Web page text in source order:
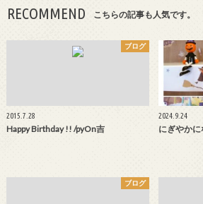
RECOMMEND こちらの記事も人気です。
ブログ
2015.7.28
Happy Birthday !! /pyOn吉
2024.9.24
にぎやか
ブログ